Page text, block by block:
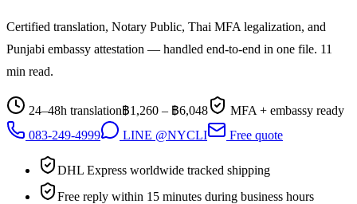
Certified translation, Notary Public, Thai MFA legalization, and
Punjabi embassy attestation — handled end-to-end in one file. 11
min read.
24–48h translation฿1,260 – ฿6,048
MFA + embassy ready
083-249-4999
LINE @NYCLI Free quote
DHL Express worldwide tracked shipping
Free reply within 15 minutes during business hours